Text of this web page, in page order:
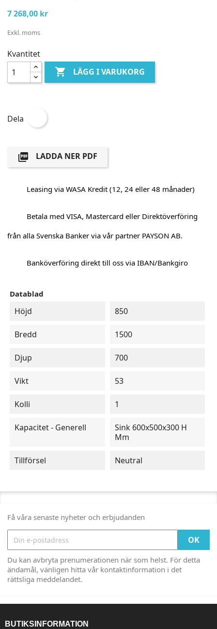
7 268,00 kr
Exkl. moms
Kvantitet
 LÄGG I VARUKORG
Dela
 LADDA NER PDF
Leasing via WASA Kredit (12, 24 eller 48 månader)
Betala med VISA, Mastercard eller Direktöverföring
från alla Svenska Banker via vår partner PAYSON AB.
Banköverföring direkt till oss via IBAN/Bankgiro
Datablad
Höjd 850
Bredd 1500
Djup 700
Vikt 53
Kolli 1
Kapacitet - Generell
Sink 600x500x300 H
Mm
Tillförsel Neutral
Få våra senaste nyheter och erbjudanden
Du kan avbryta prenumerationen när som helst. För detta
ändamål, vänligen hitta vår kontaktinformation i det
rättsliga meddelandet.
BUTIKSINFORMATION